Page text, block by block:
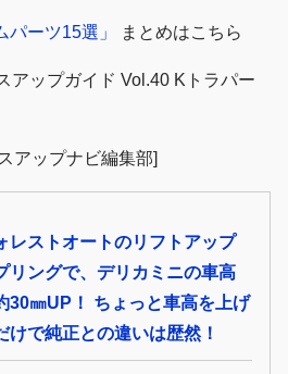
ーツ15選」 まとめはこちら
アップガイド Vol.40 Kトラパー
アップナビ編集部]
レストオートのリフトアップ
リングで、デリカミニの車高
30㎜UP！ ちょっと車高を上げ
けで純正との違いは歴然！